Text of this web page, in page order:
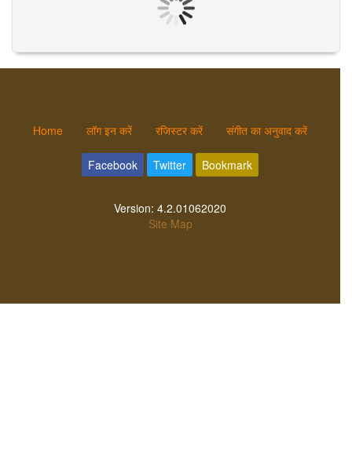
Home लॉग इन करें रजिस्टर करें संगीत का अनुवाद करें
Facebook Twitter Bookmark
Version: 4.2.01062020
Site Map